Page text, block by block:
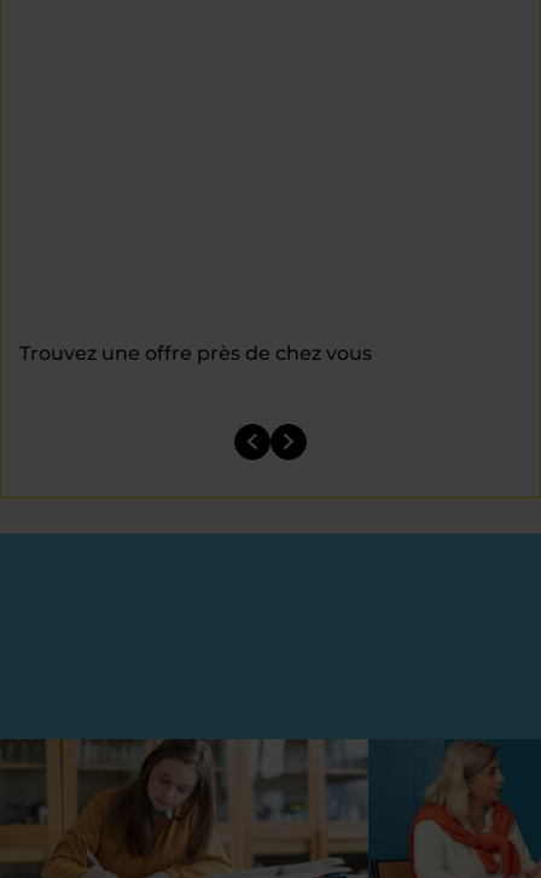
Trouvez une offre près de chez vous